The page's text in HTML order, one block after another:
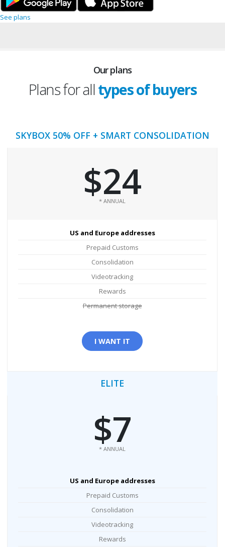
See plans
Our plans
Plans for alltypes of buyers
SKYBOX 50% OFF + SMART CONSOLIDATION
$24
* ANNUAL
US and Europe addresses
Prepaid Customs
Consolidation
Videotracking
Rewards
Permanent storage
I WANT IT
ELITE
$7
* ANNUAL
US and Europe addresses
Prepaid Customs
Consolidation
Videotracking
Rewards